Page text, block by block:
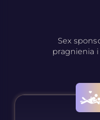
Sex
pragnienia